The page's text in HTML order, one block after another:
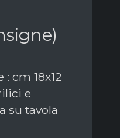
cm 18x12
e
su tavola